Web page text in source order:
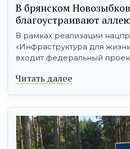
В брянском
благоустраивают
В рамках реализации
«Инфраструктура для
входит федеральный
Читать далее